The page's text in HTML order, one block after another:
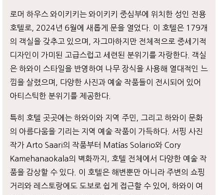
로머 하우스 와이키키는 와이키키 중심부에 위치한 성인 전용
호텔로, 2024년 6월에 새롭게 문을 열었다. 이 호텔은 179개
의 객실을 갖추고 있으며, 자그마하지만 전체적으로 중세기적
디자인이 가미된 고급스럽고 세련된 분위기를 자랑한다. 객실
은 하와이 스타일을 반영하여 나무 장식을 사용해 열대적인 느
낌을 살렸으며, 다양한 사진과 예술 작품들이 전시되어 있어
아티스틱한 분위기를 제공한다.
특히 호텔 곳곳에는 하와이와 지역 주민, 그리고 하와이 문화
의 아름다움을 기리는 지역 예술 작품이 가득하다. 서핑 사진
작가 Arto Saari의 작품부터 Matías Solario와 Cory
Kamehanaokala의 벽화까지, 호텔 전체에서 다양한 예술 작
품을 감상할 수 있다. 이 호텔은 해변뿐만 아니라 주변의 쇼핑
거리와 레스토랑에도 도보로 쉽게 접근할 수 있어, 하와이 여